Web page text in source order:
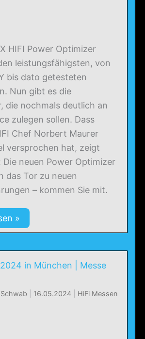
HIFI Power Optimizer
leistungsfähigsten, von
bis dato getesteten
Nun gibt es die
die nochmals deutlich an
zulegen sollen. Dass
Chef Norbert Maurer
versprochen hat, zeigt
Die neuen Power Optimizer
das Tor zu neuen
– kommen Sie mit.
»
in München | Messe
16.05.2024
HiFi Messen